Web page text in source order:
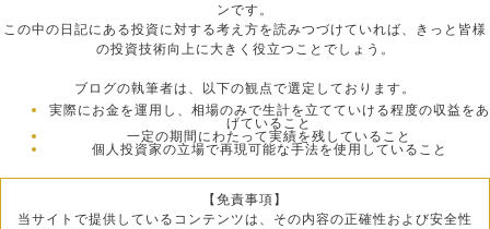
ンです。
この中の日記にある投資に対する考え方を読みつづけていれば、きっと皆様
の投資技術向上に大きく役立つことでしょう。
ブログの執筆者は、以下の観点で選定しております。
実際にお金を運用し、相場のみで生計を立てていける程度の収益をあ
げていること
一定の期間にわたって実績を残していること
個人投資家の立場で再現可能な手法を使用していること
【免責事項】
当サイトで提供しているコンテンツは、その内容の正確性および安全性